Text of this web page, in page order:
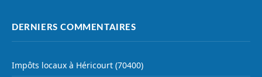
DERNIERS COMMENTAIRES
Impôts locaux à Héricourt (70400)